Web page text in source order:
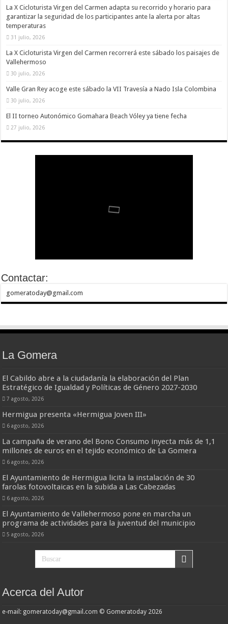
La X Cicloturista Virgen del Carmen adapta su recorrido y horario para
garantizar la seguridad de los participantes ante la alerta por altas
temperaturas
31 julio, 2026
La X Cicloturista Virgen del Carmen recorrerá este sábado los paisajes de
Vallehermoso
30 julio, 2026
Valle Gran Rey acoge este sábado la VII Travesía a Nado Isla Colombina
30 julio, 2026
El II torneo Autonómico Gomahara Beach Vóley ya tiene fecha
27 julio, 2026
Contactar:
gomeratoday@gmail.com
La Gomera
El Cabildo abre a la ciudadanía la elaboración del Plan
Estratégico de Igualdad y Políticas de Género 2027-2030
7 agosto, 2026
Hermigua presenta «Hermigua Joven III»
6 agosto, 2026
La campaña de verano del Bono Consumo inyecta más de 1,1
millones de euros en el tejido económico de La Gomera
6 agosto, 2026
El Ayuntamiento de Hermigua licita la instalación de 30
farolas fotovoltaicas en la subida a Las Cabezadas
6 agosto, 2026
El Ayuntamiento de Vallehermoso pone en marcha un
programa de actividades para la juventud del municipio
5 agosto, 2026
Acerca del Autor
e-mail: gomeratoday@gmail.com © Gomeratoday 2026